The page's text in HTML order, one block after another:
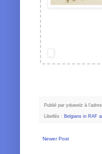
Publié par yduwelz à
Libellés : Belgians in RAF
Newer Post